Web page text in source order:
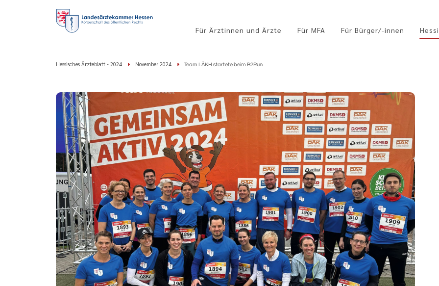
Für Ärztinnen und Ärzte Für MFA Für Bürger/-innen
Hessisches Ärzteblatt - 2024 November 2024 Team LÄKH startete beim B2Run